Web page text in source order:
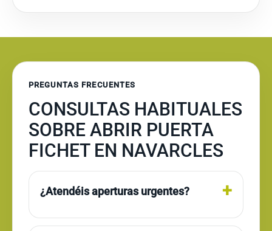
PREGUNTAS FRECUENTES
CONSULTAS HABITUALES
SOBRE ABRIR PUERTA
FICHET EN NAVARCLES
¿Atendéis aperturas urgentes?